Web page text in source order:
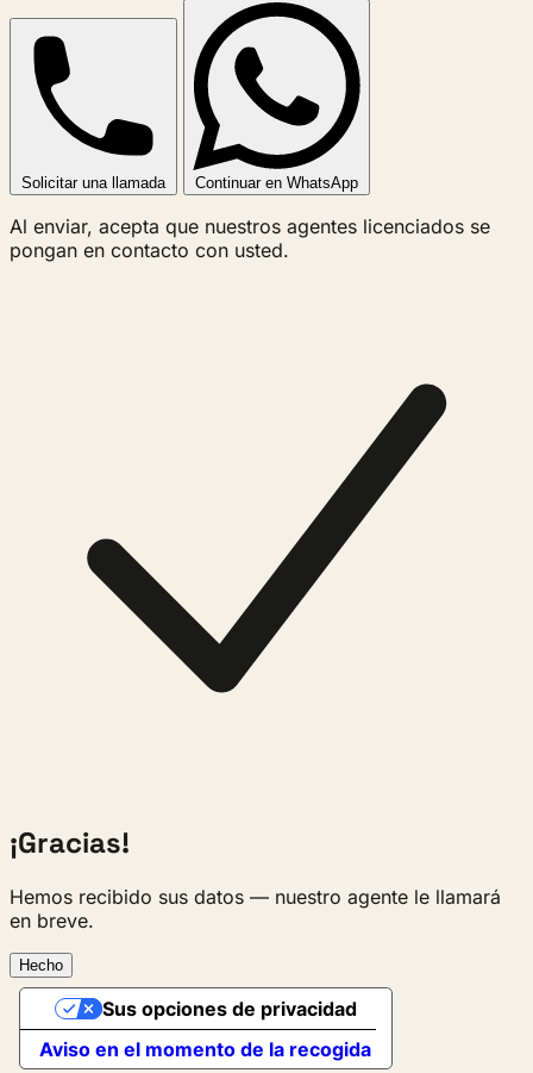
Solicitar una llamada Continuar en WhatsApp
Al enviar, acepta que nuestros agentes licenciados se
pongan en contacto con usted.
¡Gracias!
Hemos recibido sus datos — nuestro agente le llamará
en breve.
Hecho
Aviso en el momento de la recogida
Sus opciones de privacidad